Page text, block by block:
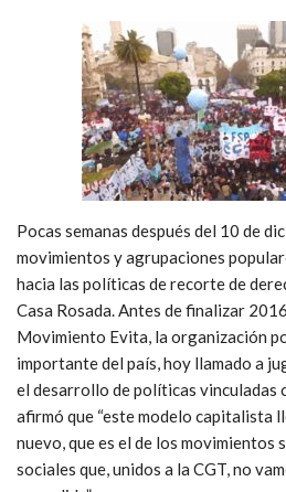
Pocas semanas después del 10 de
movimientos y agrupaciones
hacia las políticas de recorte de
Casa Rosada. Antes de finalizar
Movimiento Evita, la organización
importante del país, hoy llamado a
el desarrollo de políticas vinculadas
afirmó que “este modelo capitalista
nuevo, que es el de los movimientos
sociales que, unidos a la CGT, no